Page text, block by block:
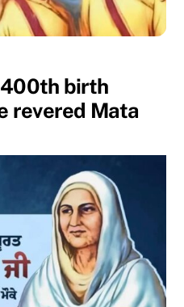
400th birth
revered Mata